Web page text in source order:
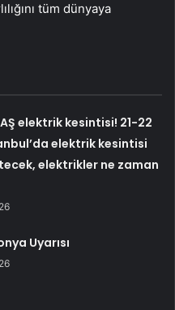
tüm dünyaya
elektrik kesintisi! 21-22
elektrik kesintisi
elektrikler ne zaman
Uyarısı